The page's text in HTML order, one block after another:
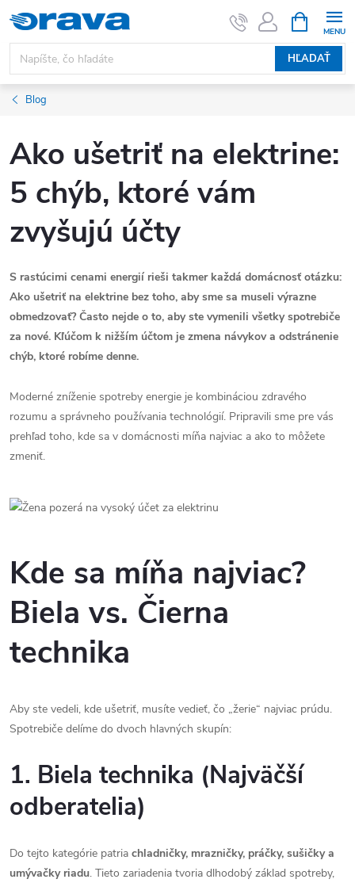
Prejsť na obsah
HĽADAŤ
Blog
Ako ušetriť na elektrine:
5 chýb, ktoré vám
zvyšujú účty
S rastúcimi cenami energií rieši takmer každá domácnosť otázku:
Ako ušetriť na elektrine bez toho, aby sme sa museli výrazne
obmedzovať? Často nejde o to, aby ste vymenili všetky spotrebiče
za nové. Kľúčom k nižším účtom je zmena návykov a odstránenie
chýb, ktoré robíme denne.
Moderné zníženie spotreby energie je kombináciou zdravého
rozumu a správneho používania technológií. Pripravili sme pre vás
prehľad toho, kde sa v domácnosti míňa najviac a ako to môžete
zmeniť.
Kde sa míňa najviac?
Biela vs. Čierna
technika
Aby ste vedeli, kde ušetriť, musíte vedieť, čo „žerie“ najviac prúdu.
Spotrebiče delíme do dvoch hlavných skupín:
1. Biela technika (Najväčší
odberatelia)
Do tejto kategórie patria chladničky, mrazničky, práčky, sušičky a
umývačky riadu. Tieto zariadenia tvoria dlhodobý základ spotreby,